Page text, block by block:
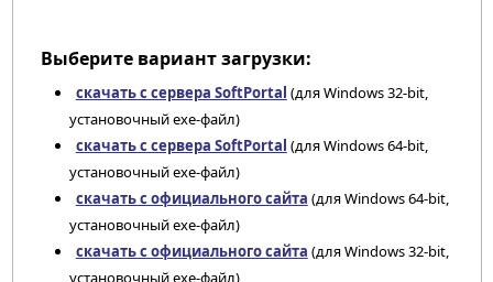
Выберите вариант загрузки:
скачать с сервера SoftPortal (для Windows 32-bit,
установочный exe-файл)
скачать с сервера SoftPortal (для Windows 64-bit,
установочный exe-файл)
скачать с официального сайта (для Windows 64-bit,
установочный exe-файл)
скачать с официального сайта (для Windows 32-bit,
установочный exe-файл)